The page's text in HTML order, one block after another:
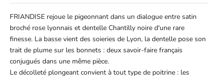
FRIANDISE rejoue le pigeonnant dans un dialogue entre satin
broché rose lyonnais et dentelle Chantilly noire d'une rare
finesse. La basse vient des soieries de Lyon, la dentelle pose son
trait de plume sur les bonnets : deux savoir-faire français
conjugués dans une même pièce.
Le décolleté plongeant convient à tout type de poitrine : les